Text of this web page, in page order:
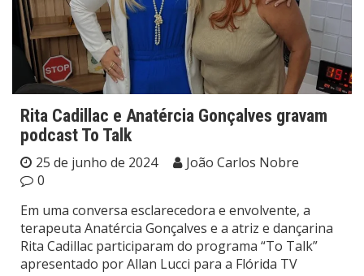
Rita Cadillac e Anatércia Gonçalves gravam
podcast To Talk
25 de junho de 2024
João Carlos Nobre
0
Em uma conversa esclarecedora e envolvente, a
terapeuta Anatércia Gonçalves e a atriz e dançarina
Rita Cadillac participaram do programa “To Talk”
apresentado por Allan Lucci para a Flórida TV